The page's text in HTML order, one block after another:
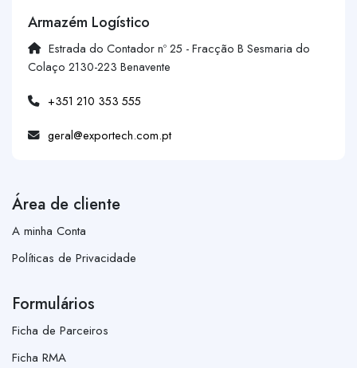
Armazém Logístico
Estrada do Contador nº 25 - Fracção B Sesmaria do
Colaço 2130-223 Benavente
+351 210 353 555
geral@exportech.com.pt
Área de cliente
A minha Conta
Políticas de Privacidade
Formulários
Ficha de Parceiros
Ficha RMA